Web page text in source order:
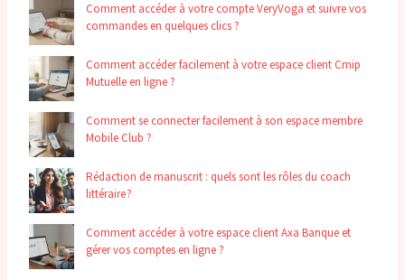
Comment accéder à votre compte VeryVoga et suivre vos
commandes en quelques clics ?
Comment accéder facilement à votre espace client Cmip
Mutuelle en ligne ?
Comment se connecter facilement à son espace membre
Mobile Club ?
Rédaction de manuscrit : quels sont les rôles du coach
littéraire ?
Comment accéder à votre espace client Axa Banque et
gérer vos comptes en ligne ?